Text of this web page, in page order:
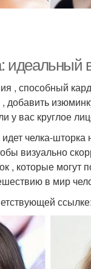
идеальный
, способный
добавить
у вас круглое
челка-
визуально
, которые могут
в мир